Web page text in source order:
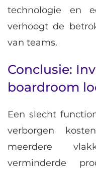
technologie en
verhoogt de
van teams.
Conclusie:
boardroom
Een slecht
verborgen
meerdere
verminderde